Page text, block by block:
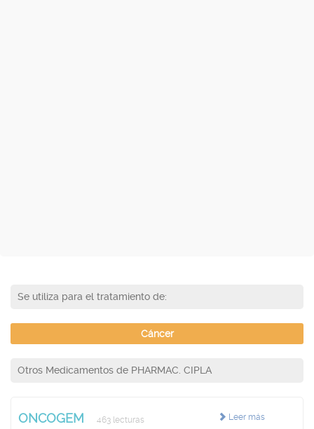
Se utiliza para el tratamiento de:
Cáncer
Otros Medicamentos de PHARMAC. CIPLA
Leer más
ONCOGEM 463 lecturas